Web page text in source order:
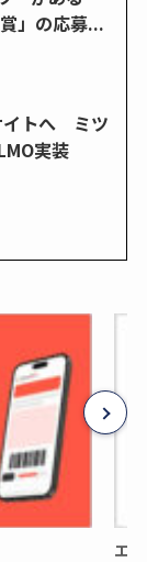
」の応募...
イトへ ミツ
実装
エ